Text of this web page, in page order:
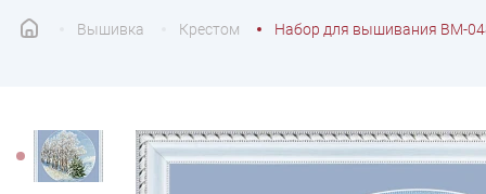
Вышивка Крестом Набор для вышивания ВМ-